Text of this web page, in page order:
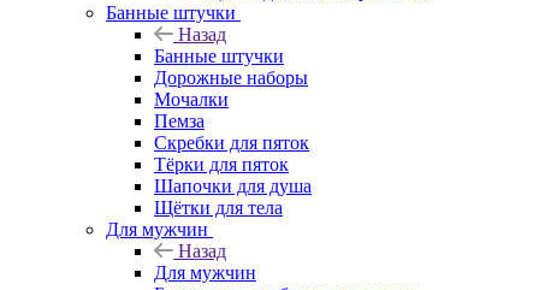
Банные штучки
Назад
Банные штучки
Дорожные наборы
Мочалки
Пемза
Скребки для пяток
Тёрки для пяток
Шапочки для душа
Щётки для тела
Для мужчин
Назад
Для мужчин